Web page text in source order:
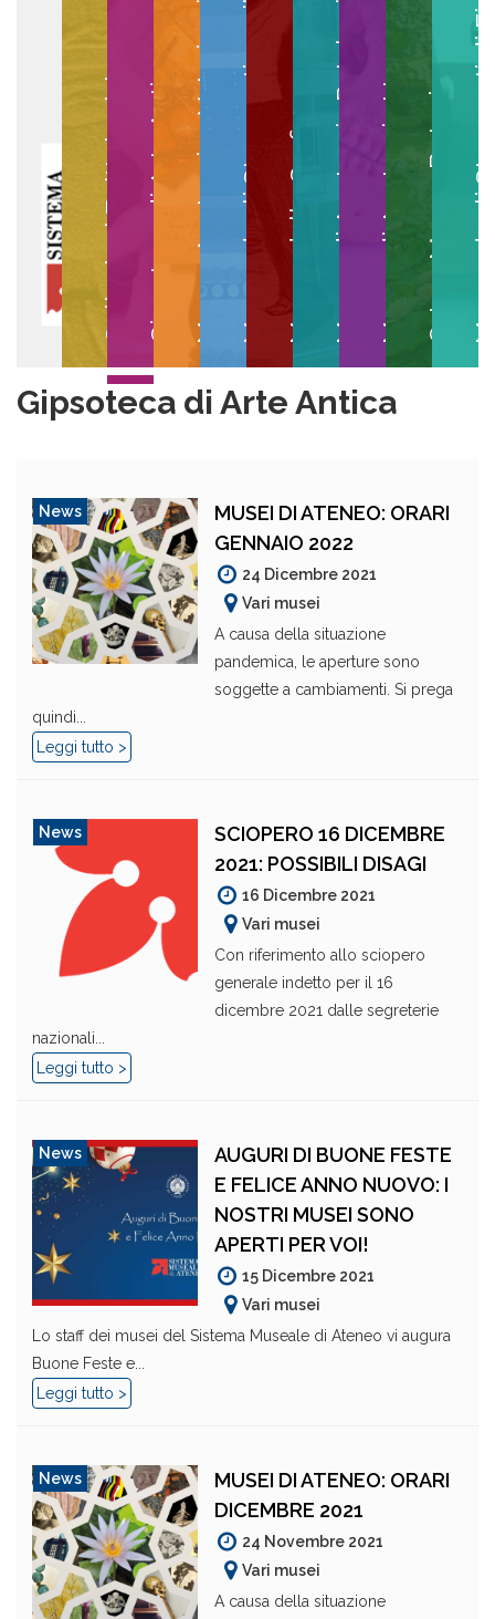
Collezioni EgittologicheGipsoteca di Arte AnticaMuseo Anatomico VeterinarioMuseo degli Strumenti per il CalcoloMuseo della GraficaMuseo di Anatomia PatologicaMuseo di Anatomia UmanaOrto e Museo BotanicoMuseo degli
Gipsoteca di Arte Antica
News
MUSEI DI ATENEO: ORARI
GENNAIO 2022
24 Dicembre 2021
Vari musei
A causa della situazione
pandemica, le aperture sono
soggette a cambiamenti. Si prega
quindi...
Leggi tutto >
News
SCIOPERO 16 DICEMBRE
2021: POSSIBILI DISAGI
16 Dicembre 2021
Vari musei
Con riferimento allo sciopero
generale indetto per il 16
dicembre 2021 dalle segreterie
nazionali...
Leggi tutto >
News
AUGURI DI BUONE FESTE
E FELICE ANNO NUOVO: I
NOSTRI MUSEI SONO
APERTI PER VOI!
15 Dicembre 2021
Vari musei
Lo staff dei musei del Sistema Museale di Ateneo vi augura
Buone Feste e...
Leggi tutto >
News
MUSEI DI ATENEO: ORARI
DICEMBRE 2021
24 Novembre 2021
Vari musei
A causa della situazione